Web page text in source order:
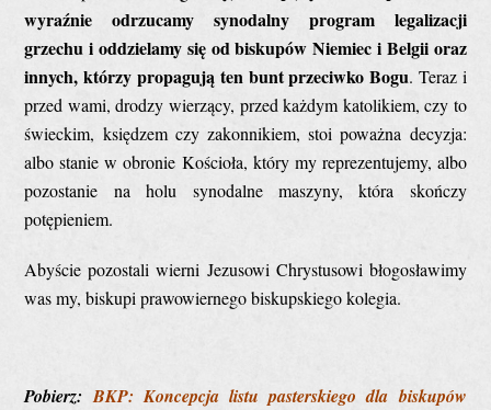
wyraźnie odrzucamy synodalny program legalizacji
grzechu i oddzielamy się od biskupów Niemiec i Belgii oraz
innych, którzy propagują ten bunt przeciwko Bogu. Teraz i
przed wami, drodzy wierzący, przed każdym katolikiem, czy to
świeckim, księdzem czy zakonnikiem, stoi poważna decyzja:
albo stanie w obronie Kościoła, który my reprezentujemy, albo
pozostanie na holu synodalne maszyny, która skończy
potępieniem.
Abyście pozostali wierni Jezusowi Chrystusowi błogosławimy
was my, biskupi prawowiernego biskupskiego kolegia.
Pobierz:BKP: Koncepcja listu pasterskiego dla biskupów